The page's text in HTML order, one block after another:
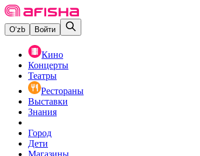
O‘zb Войти
Кино
Концерты
Театры
Рестораны
Выставки
Знания
Город
Дети
Магазины